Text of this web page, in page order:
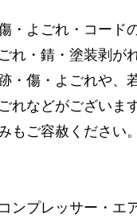
・よごれ・コー
れ・錆・塗装剥が
・傷・よごれや
れなどがござい
もご容赦ください。
ンプレッサー・エ